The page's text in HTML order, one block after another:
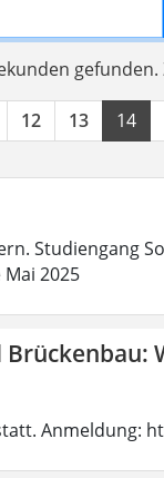
gefunden.
12 13 14
Studiengang
2025
Anmeldung: